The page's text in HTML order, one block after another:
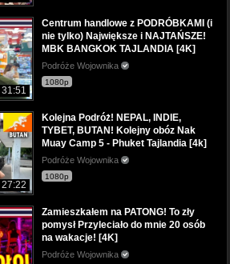
31:51
Centrum handlowe z PODRÓBKAMI (i
nie tylko) Największe i NAJTAŃSZE!
MBK BANGKOK TAJLANDIA [4K]
Podróże Wojownika
1080p
27:22
Kolejna Podróż! NEPAL, INDIE,
TYBET, BUTAN! Kolejny obóz Nak
Muay Camp 5 - Phuket Tajlandia [4k]
Podróże Wojownika
1080p
Zamieszkałem na PATONG! To zły
pomysł Przyleciało do mnie 20 osób
na wakacje! [4K]
Podróże Wojownika